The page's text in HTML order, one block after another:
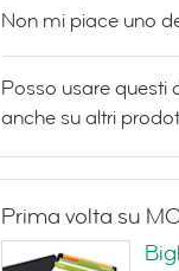
Non mi piace uno
Posso usare questi
anche su altri
Prima volta su